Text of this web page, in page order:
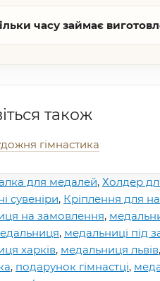
часу займає
також
гімнастика
для медалей, Холдер
сувеніри, Кріплення для
на замовлення,
, медальниці під
харків, медальниця львів,
, подарунок гімнастці,